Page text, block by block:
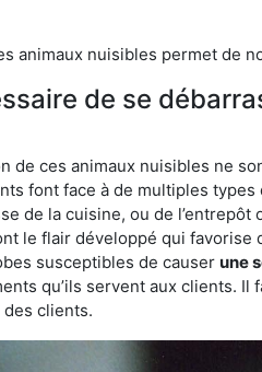
animaux nuisibles permet de
de se
de ces animaux nuisibles ne
font face à de multiples
de la cuisine, ou de
le flair développé qui
susceptibles de causer une
qu’ils servent aux clients. Il
clients.